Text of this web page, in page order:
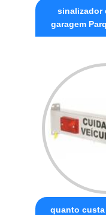
sinalizador
garagem
quanto